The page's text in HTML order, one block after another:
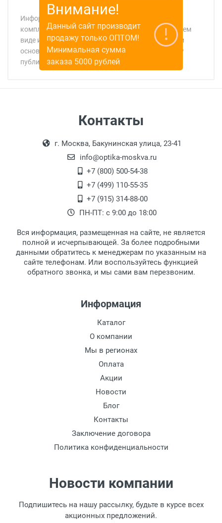
Информация о технических характеристиках,
комплекте поставки, стране изготовления, внешнем
виде и цвете товара носит справочный характер и
основывается на последних доступных к моменту
публикации сведениях
Минимальная сумма заказа 5 000 рублей.
Самовывоз.
Оплата товара производится
наличными непосредственно на пункте
выдачи товара.
Перечисление средств на расчетный счет.
Минимальная сумма заказа 5 000 рублей.
18:00, по субботам с 11:00 до 15:00, в
офисе по адресу: г. Москва,
Переведеновский переулок 17, корпус 1,
второй этаж, тел. +7 (499) 110-55-35.
После того, как заказ поступает в пункт
выдачи, наш менеджер связывается с
клиентом и оповещает о поступлении
товара.
Для получения товара при себе
обязательно иметь паспорт.
Заказ необходимо забрать в течение 3
рабочих дней с момента поступления на
дополнительных расходов за хранение
Доставляем товар по Москве компанией
Сдэк до ближайшего к вам пункта
Доставка транспортными компаниями по
Данный способ доставки осуществляется
преимущественно по России.
Мы сотрудничаем с различными
легко и быстро подберем для Вас самый
Доставка товара по регионам России от 1
Контакты
г. Москва, Бакунинская улица, 23-41
info@optika-moskva.ru
+7 (800) 500-54-38
+7 (499) 110-55-35
+7 (915) 314-88-00
ПН-ПТ: с 9:00 до 18:00
Вся информация, размещенная на сайте, не является
полной и исчерпывающей. За более подробными
данными обратитесь к менеджерам по указанным на
сайте телефонам. Или воспользуйтесь функцией
обратного звонка, и мы сами вам перезвоним.
Информация
Каталог
О компании
Мы в регионах
Оплата
Акции
Новости
Блог
Контакты
Заключение договора
Политика конфиденциальности
Новости компании
Подпишитесь на нашу рассылку, будьте в курсе всех
акционных предложений.
Внимание!
Данный сайт производит
продажу только ОПТОМ!
Минимальная сумма
заказа 5000 рублей